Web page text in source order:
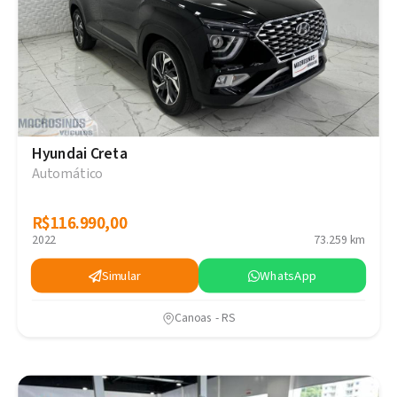
Hyundai Creta
Automático
R$116.990,00
R$116.990,00
2022 73.259 km
Simular WhatsApp
Canoas - RS